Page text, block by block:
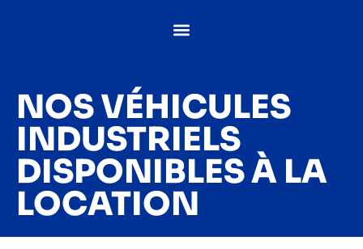
NOS VÉHICULES
INDUSTRIELS
DISPONIBLES À LA
LOCATION